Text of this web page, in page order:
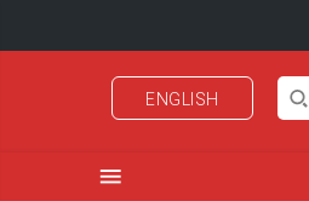
ENGLISH
menu